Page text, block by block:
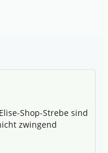
Shop-Strebe sind
zwingend